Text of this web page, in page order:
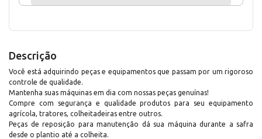
Descrição
Você está adquirindo peças e equipamentos que passam por um rigoroso
controle de qualidade.
Mantenha suas máquinas em dia com nossas peças genuínas!
Compre com segurança e qualidade produtos para seu equipamento
agrícola, tratores, colheitadeiras entre outros.
Peças de reposição para manutenção dá sua máquina durante a safra
desde o plantio até a colheita.